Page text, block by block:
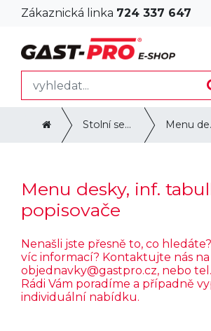
Zákaznická linka 724 337 647
Stolní servis
Menu desky, inf.
popisovače
Nenašli jste přesně to, co
víc informací? Kontaktujte nás
objednavky@gastpro.cz, nebo
Rádi Vám poradíme a případně
individuální nabídku.